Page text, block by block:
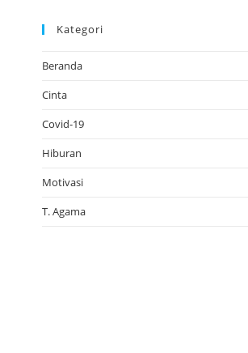
i
Kategori
Beranda
Cinta
Covid-19
Hiburan
Motivasi
T. Agama